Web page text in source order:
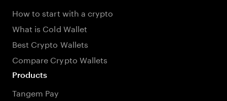
How to start with a crypto
What is Cold Wallet
Best Crypto Wallets
Compare Crypto Wallets
Products
Tangem Pay